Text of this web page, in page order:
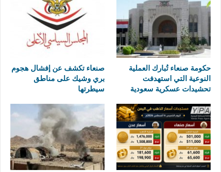
حكومة صنعاء تُبارك العملية
النوعية التي استهدفت
تحشيدات عسكرية سعودية
صنعاء تكشف عن إفشال هجوم
بري وشيك على مناطق
سيطرتها